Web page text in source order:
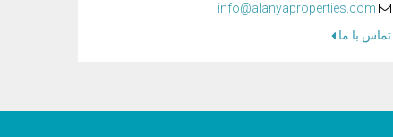
info@alanyaproperties.com
تماس با ما